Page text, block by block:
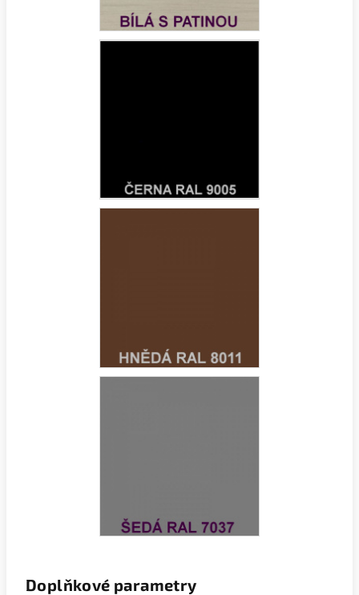
Doplňkové parametry